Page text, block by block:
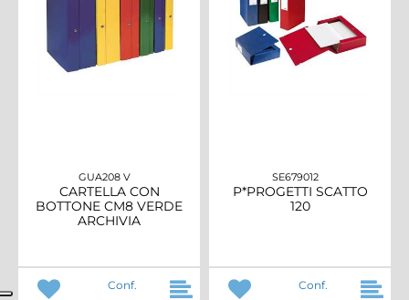
GUA208 V
CARTELLA CON
BOTTONE CM8 VERDE
ARCHIVIA
Conf.
SE679012
P*PROGETTI SCATTO
120
Conf.